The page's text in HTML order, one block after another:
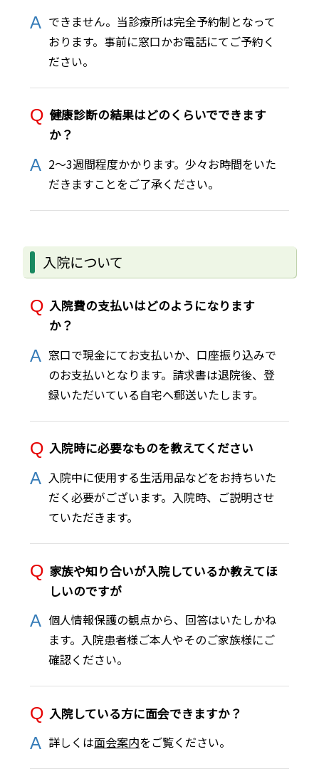
できません。当診療所は完全予約制となって
おります。事前に窓口かお電話にてご予約く
ださい。
健康診断の結果はどのくらいでできます
か？
2～3週間程度かかります。少々お時間をいた
だきますことをご了承ください。
入院について
入院費の支払いはどのようになります
か？
窓口で現金にてお支払いか、口座振り込みで
のお支払いとなります。請求書は退院後、登
録いただいている自宅へ郵送いたします。
入院時に必要なものを教えてください
入院中に使用する生活用品などをお持ちいた
だく必要がございます。入院時、ご説明させ
ていただきます。
家族や知り合いが入院しているか教えてほ
しいのですが
個人情報保護の観点から、回答はいたしかね
ます。入院患者様ご本人やそのご家族様にご
確認ください。
入院している方に面会できますか？
詳しくは面会案内をご覧ください。